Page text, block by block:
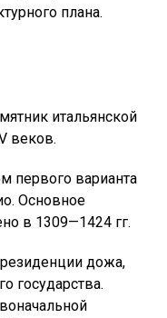
плана.
итальянской
веков.
первого варианта
Основное
в 1309—1424 гг.
дожа,
государства.